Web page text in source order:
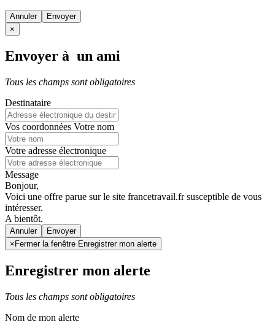
Annuler
×
Envoyer à un ami
Tous les champs sont obligatoires
Destinataire
Vos coordonnées Votre nom
Votre adresse électronique
Message
Bonjour,
Voici une offre parue sur le site francetravail.fr susceptible de vous
intéresser.
A bientôt.
Annuler
× Fermer la fenêtre Enregistrer mon alerte
Enregistrer mon alerte
Tous les champs sont obligatoires
Nom de mon alerte